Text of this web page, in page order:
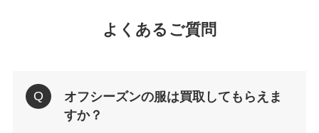
よくあるご質問
オフシーズンの服は買取してもらえま
すか？